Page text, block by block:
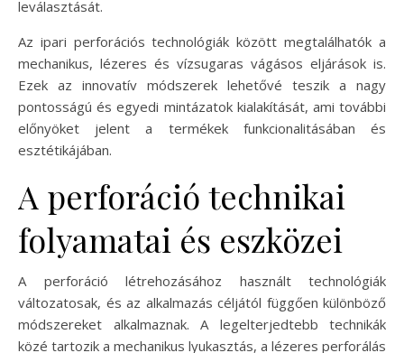
leválasztását.
Az ipari perforációs technológiák között megtalálhatók a
mechanikus, lézeres és vízsugaras vágásos eljárások is.
Ezek az innovatív módszerek lehetővé teszik a nagy
pontosságú és egyedi mintázatok kialakítását, ami további
előnyöket jelent a termékek funkcionalitásában és
esztétikájában.
A perforáció technikai
folyamatai és eszközei
A perforáció létrehozásához használt technológiák
változatosak, és az alkalmazás céljától függően különböző
módszereket alkalmaznak. A legelterjedtebb technikák
közé tartozik a mechanikus lyukasztás, a lézeres perforálás